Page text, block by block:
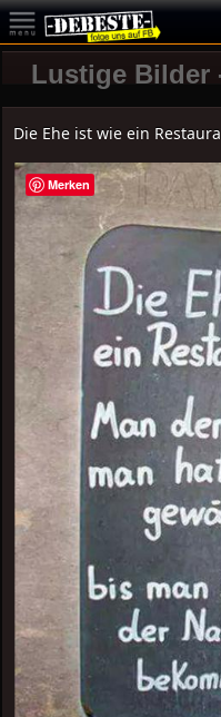
Lustige Bilder
Die Ehe ist wie ein
Merken